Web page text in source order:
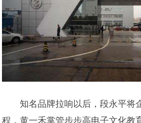
知名品牌拉响以后，段永平将
程，黄一禾掌管步步高电子文化教